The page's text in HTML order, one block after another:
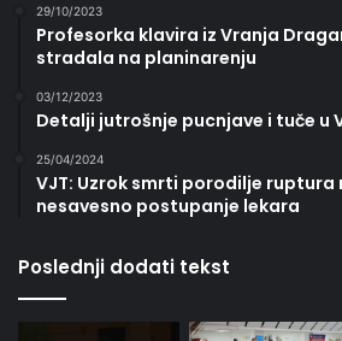
29/10/2023
Profesorka klavira iz Vranja
stradala na planinarenju
03/12/2023
Detalji jutrošnje pucnjave i tuče u
25/04/2024
VJT: Uzrok smrti porodilje
nesavesno postupanje lekara
Poslednji dodati tekst